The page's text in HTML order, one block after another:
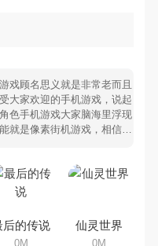
戏顾名思义就是非常老而且
大家欢迎的手机游戏，说起
色手机游戏大家脑海里浮现
就是像素街机游戏，相信很
机游戏有哪些呢？游戏今天，
下载站小编芒果味的怪咖给大
欢迎大家前来选择下载体验
后的传说
0M
仙灵世界
0M